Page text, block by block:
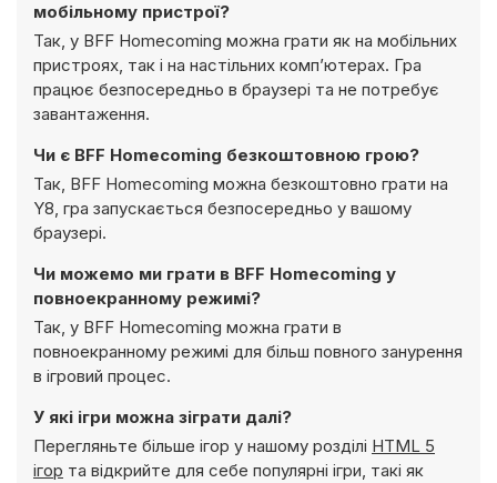
мобільному пристрої?
Так, у BFF Homecoming можна грати як на мобільних
пристроях, так і на настільних комп’ютерах. Гра
працює безпосередньо в браузері та не потребує
завантаження.
Чи є BFF Homecoming безкоштовною грою?
Так, BFF Homecoming можна безкоштовно грати на
Y8, гра запускається безпосередньо у вашому
браузері.
Чи можемо ми грати в BFF Homecoming у
повноекранному режимі?
Так, у BFF Homecoming можна грати в
повноекранному режимі для більш повного занурення
в ігровий процес.
У які ігри можна зіграти далі?
Перегляньте більше ігор у нашому розділі HTML 5
ігор та відкрийте для себе популярні ігри, такі як